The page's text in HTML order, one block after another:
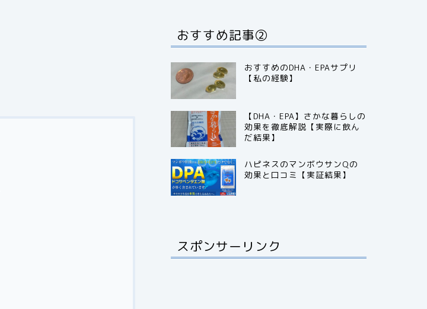
おすすめ記事②
おすすめのDHA・EPAサプリ
【私の経験】
【DHA・EPA】さかな暮らしの
効果を徹底解説【実際に飲ん
だ結果】
ハピネスのマンボウサンQの
効果と口コミ【実証結果】
スポンサーリンク